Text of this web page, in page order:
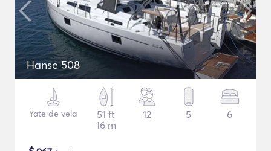
Hanse 508
Yate de vela
51 ft
16 m
12 5 6